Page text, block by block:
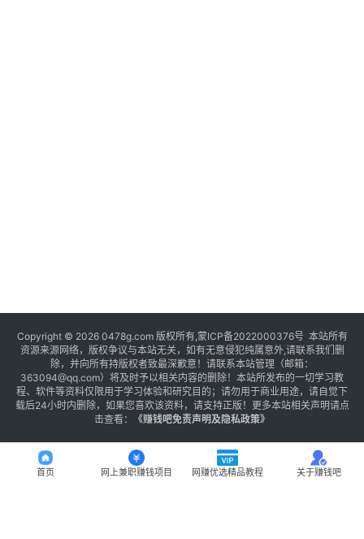
Copyright © 2026 0478g.com 版权所有,蒙ICP备2022000376号 本站所有
资源来源网络，版权争议与本站无关，如有无意侵犯纯属意外,请联系我们删
除，并向所有持版权者致最深歉意！请联系本站管理（邮箱：
363094@qq.com）将及时予以相关内容的删除！本站所发布的一切学习教
程、软件等资料仅限用于学习体验和研究目的；请勿用于商业用途，请自觉下
载后24小时内删除，如果您喜欢该资料，请支持正版！更多本站相关声明请点
击查看：
《赚钱吧免责声明及隐私政策》
首页 网上兼职赚钱项目 网赚优选精品教程 关于赚钱吧